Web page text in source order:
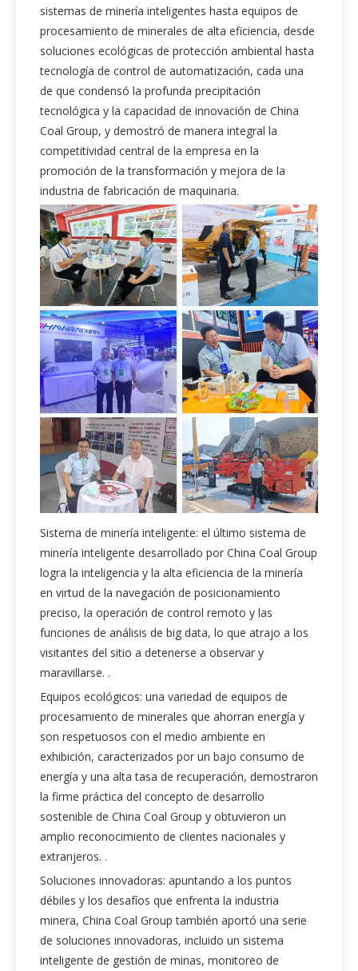
sistemas de minería inteligentes hasta equipos de
procesamiento de minerales de alta eficiencia, desde
soluciones ecológicas de protección ambiental hasta
tecnología de control de automatización, cada una
de que condensó la profunda precipitación
tecnológica y la capacidad de innovación de China
Coal Group, y demostró de manera integral la
competitividad central de la empresa en la
promoción de la transformación y mejora de la
industria de fabricación de maquinaria.
Sistema de minería inteligente: el último sistema de
minería inteligente desarrollado por China Coal Group
logra la inteligencia y la alta eficiencia de la minería
en virtud de la navegación de posicionamiento
preciso, la operación de control remoto y las
funciones de análisis de big data, lo que atrajo a los
visitantes del sitio a detenerse a observar y
maravillarse. .
Equipos ecológicos: una variedad de equipos de
procesamiento de minerales que ahorran energía y
son respetuosos con el medio ambiente en
exhibición, caracterizados por un bajo consumo de
energía y una alta tasa de recuperación, demostraron
la firme práctica del concepto de desarrollo
sostenible de China Coal Group y obtuvieron un
amplio reconocimiento de clientes nacionales y
extranjeros. .
Soluciones innovadoras: apuntando a los puntos
débiles y los desafíos que enfrenta la industria
minera, China Coal Group también aportó una serie
de soluciones innovadoras, incluido un sistema
inteligente de gestión de minas, monitoreo de